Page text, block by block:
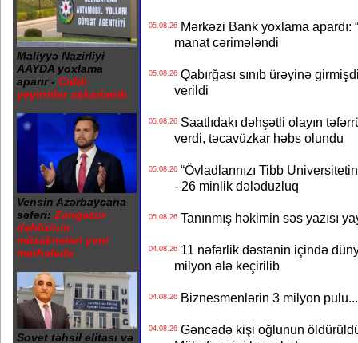
Maliyyə Nazirliyi
AAYDA yoxlama
aparır - Ciddi
yeyintilər aşkarlanıb
Vensin Azərbaycana
səfəri: Zəngəzur
dəhlizinin
müzakirələri yeni
mərhələdə
Sovet təhsil elitası və
05.08.26Mərkəzi Bank yoxlama apardı:
manat cərimələndi
05.08.26Qabırğası sınıb ürəyinə
verildi
05.08.26Saatlıdakı dəhşətli olayın
verdi, təcavüzkar həbs olundu
05.08.26“Övladlarınızı Tibb
- 26 minlik dələduzluq
05.08.26Tanınmış həkimin səs yazısı
04.08.2611 nəfərlik dəstənin içində
milyon ələ keçirilib
04.08.26Biznesmenlərin 3 milyon
04.08.26Gəncədə kişi oğlunun